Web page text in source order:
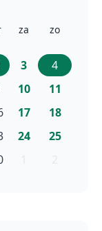
za zo
3 4
10 11
17 18
24 25